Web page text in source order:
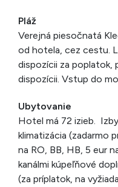
Pláž
Verejná piesočnatá
od hotela, cez cestu.
dispozícii za poplatok,
dispozícii. Vstup do
Ubytovanie
Hotel má 72 izieb.
klimatizácia (zadarmo
na RO, BB, HB, 5 eur
kanálmi kúpeľňové
(za príplatok, na